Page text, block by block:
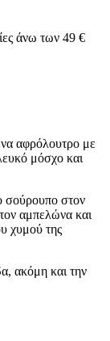
άνω των 49 €
αφρόλουτρο με
μόσχο και
σούρουπο στον
αμπελώνα και
χυμού της
ακόμη και την